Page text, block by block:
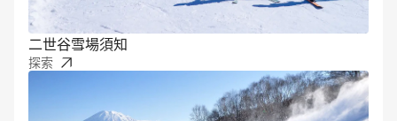
二世谷雪場須知
探索